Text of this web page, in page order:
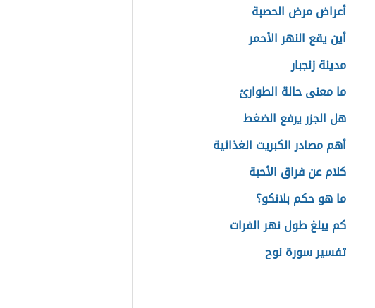
أعراض مرض الحصبة
أين يقع النهر الأحمر
مدينة زنجبار
ما معنى حالة الطوارئ
هل الجزر يرفع الضغط
أهم مصادر الكبريت الغذائية
كلام عن فراق الأحبة
ما هو حكم بلانكو؟
كم يبلغ طول نهر الفرات
تفسير سورة نوح